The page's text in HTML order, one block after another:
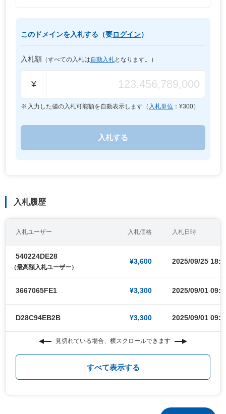
このドメインを入札する（要ログイン）
入札額 （すべての入札は自動入札となります。）
¥
入力した値の入札可能額を自動表示します（ 入札単位 ：¥300）
入札履歴
入札ユーザー 入札価格 入札日時
540224DE28
（最高額入札ユーザー）
¥3,600 2025/09/25
3667065FE1 ¥3,300 2025/09/01
D28C94EB2B ¥3,300 2025/09/01
見切れている場合、横スクロールできます
すべて表示する